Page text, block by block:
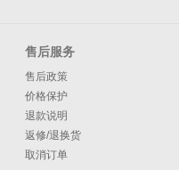
售后服务
售后政策
价格保护
退款说明
返修/退换货
取消订单